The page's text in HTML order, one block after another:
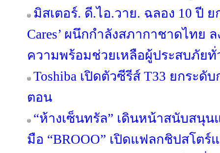
มิสเตอร์. ดี.ไอ.วาย. ฉลอง 10 ปี ย
Cares’ ผนึกกำลังสภากาชาดไทย
ความพร้อมช่วยเหลือผู้ประสบภัยทั่
Toshiba เปิดตัวซีรีส์ T33 ยกระดั
ตอน
“ห้างเซ็นทรัล” เดินหน้าสนับสนุ
มือ “BROOO” เปิดแฟลกชิปสโต